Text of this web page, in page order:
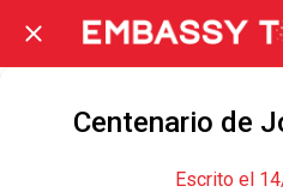
Centenario de
Escrito el